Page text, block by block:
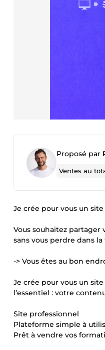
Proposé par
Ventes au
Je crée pour vous un
Vous souhaitez
sans vous perdre dans
-> Vous êtes au bon
Je crée pour vous un
l’essentiel : votre
Site professionnel
Plateforme simple à
Prêt à vendre vos